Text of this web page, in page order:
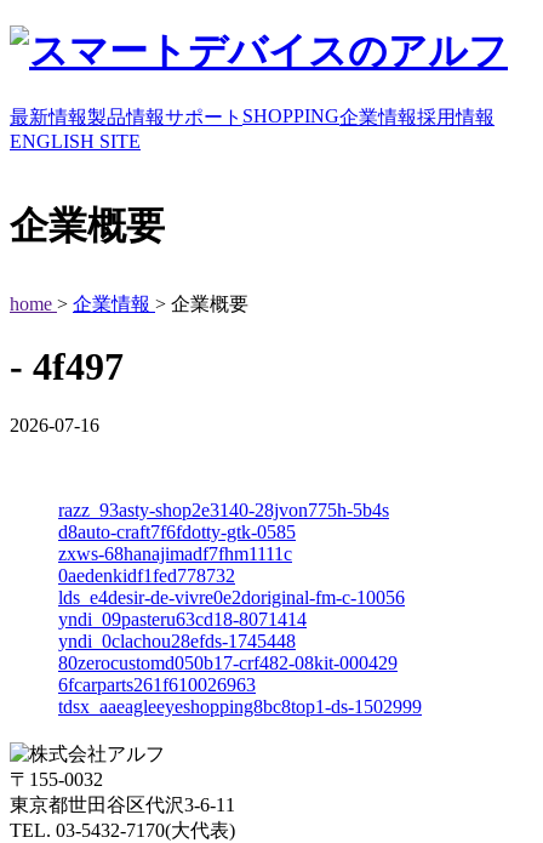
最新情報製品情報サポート SHOPPING企業情報採用情報
ENGLISH SITE
企業概要
home > 企業情報 > 企業概要
- 4f497
2026-07-16
razz_93asty-shop2e3140-28jvon775h-5b4s
d8auto-craft7f6fdotty-gtk-0585
zxws-68hanajimadf7fhm1111c
0aedenkidf1fed778732
lds_e4desir-de-vivre0e2doriginal-fm-c-10056
yndi_09pasteru63cd18-8071414
yndi_0clachou28efds-1745448
80zerocustomd050b17-crf482-08kit-000429
6fcarparts261f610026963
tdsx_aaeagleeyeshopping8bc8top1-ds-1502999
〒155-0032
東京都世田谷区代沢3-6-11
TEL. 03-5432-7170(大代表)